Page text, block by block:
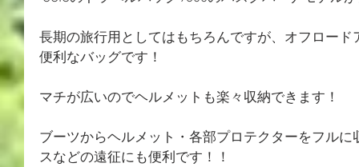
長期の旅行用としてはもちろんですが、オフロー
便利なバッグです！
マチが広いのでヘルメットも楽々収納できます！
ブーツからヘルメット・各部プロテクターをフル
スなどの遠征にも便利です！！